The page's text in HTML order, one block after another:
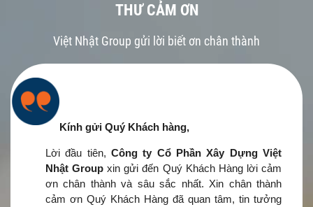
THƯ CẢM ƠN
Việt Nhật Group gửi lời biết ơn chân thành
Kính gửi Quý Khách hàng,
Lời đầu tiên, Công ty Cổ Phần Xây Dựng Việt
Nhật Group xin gửi đến Quý Khách Hàng lời cảm
ơn chân thành và sâu sắc nhất. Xin chân thành
cảm ơn Quý Khách Hàng đã quan tâm, tin tưởng